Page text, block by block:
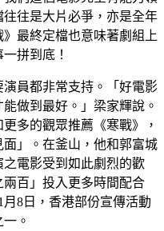
往是大片必爭，亦是全年
最終定檔也意味著劇組上
拼到底！
員都非常支持。「好電影
做到最好。」梁家輝說。
多的觀眾推薦《寒戰》，
」。在釜山，他和郭富城
電影受到如此劇烈的歡
百」投入更多時間配合
月8日，香港部份宣傳活動
。